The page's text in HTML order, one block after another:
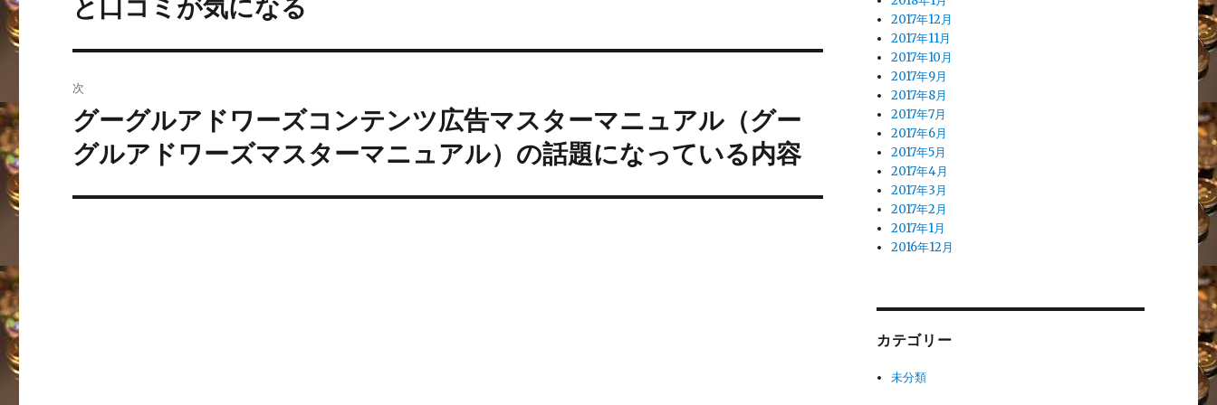
ゲ
ー
シ
ョ
ン
投
次
次
の
投
稿:
グーグルアドワーズコンテンツ広告マスターマニュアル（グー
グルアドワーズマスターマニュアル）の話題になっている内容
2017年12月
2017年11月
2017年10月
2017年9月
2017年8月
2017年7月
2017年6月
2017年5月
2017年4月
2017年3月
2017年2月
2017年1月
2016年12月
カテゴリー
未分類